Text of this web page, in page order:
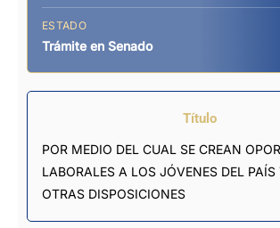
ESTADO
Trámite en Senado
Título
POR MEDIO DEL CUAL SE CREAN
LABORALES A LOS JÓVENES DEL PAÍS
OTRAS DISPOSICIONES